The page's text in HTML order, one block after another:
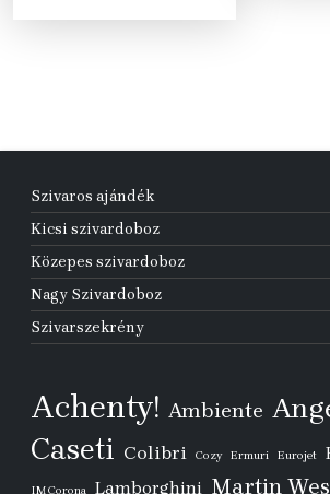
Szivaros ajándék
Kicsi szivardoboz
Közepes szivardoboz
Nagy Szivardoboz
Szivarszekrény
Achenty! Ambiente
Caseti Colibri Cozy Ermuri Eurojet
IM Corona Lamborghini Martin